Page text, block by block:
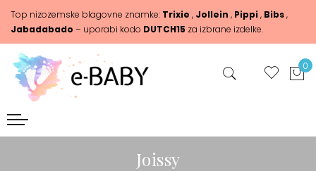
Top nizozemske blagovne znamke: Trixie , Jollein , Pippi, Bibs,
Jabadabado – uporabi kodo DUTCH15 za izbrane izdelke.
0
Joissy